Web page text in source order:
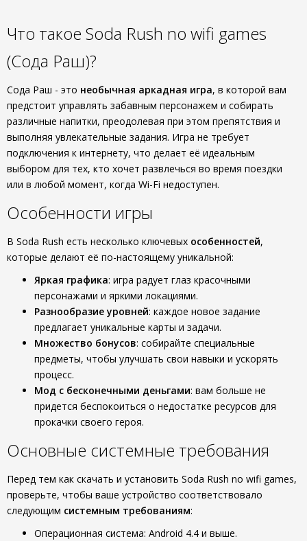
Что такое Soda Rush no wifi games
(Сода Раш)?
Сода Раш - это необычная аркадная игра, в которой вам
предстоит управлять забавным персонажем и собирать
различные напитки, преодолевая при этом препятствия и
выполняя увлекательные задания. Игра не требует
подключения к интернету, что делает её идеальным
выбором для тех, кто хочет развлечься во время поездки
или в любой момент, когда Wi-Fi недоступен.
Особенности игры
В Soda Rush есть несколько ключевых особенностей,
которые делают её по-настоящему уникальной:
Яркая графика: игра радует глаз красочными
персонажами и яркими локациями.
Разнообразие уровней: каждое новое задание
предлагает уникальные карты и задачи.
Множество бонусов: собирайте специальные
предметы, чтобы улучшать свои навыки и ускорять
процесс.
Мод с бесконечными деньгами: вам больше не
придется беспокоиться о недостатке ресурсов для
прокачки своего героя.
Основные системные требования
Перед тем как скачать и установить Soda Rush no wifi games,
проверьте, чтобы ваше устройство соответствовало
следующим системным требованиям:
Операционная система: Android 4.4 и выше.